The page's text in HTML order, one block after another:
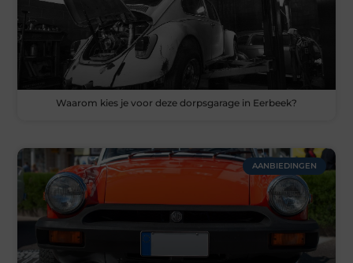
Waarom kies je voor deze dorpsgarage in Eerbeek?
AANBIEDINGEN